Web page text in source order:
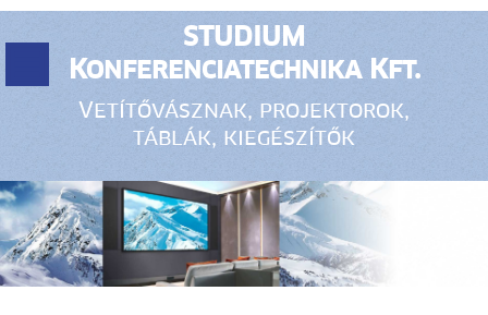
STUDIUM
Konferenciatechnika Kft.
Vetítővásznak, projektorok,
táblák, kiegészítők